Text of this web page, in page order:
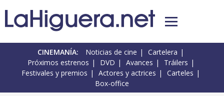
CINEMANÍA: Noticias de cine
Cartelera
Próximos estrenos
DVD Avances
Tráilers
Festivales y premios
Actores y actrices
Carteles
Box-office